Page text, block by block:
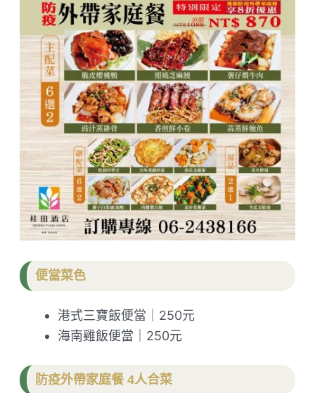
便當菜色
港式三寶飯便當｜250元
海南雞飯便當｜250元
防疫外帶家庭餐 4人合菜